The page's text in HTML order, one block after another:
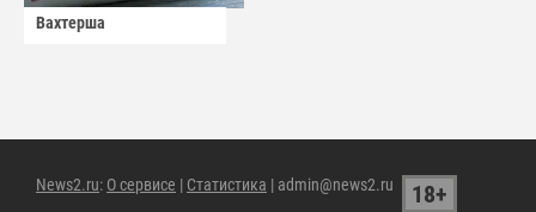
Вахтерша
News2.ru: О сервисе | Статистика | admin@news2.ru 18+